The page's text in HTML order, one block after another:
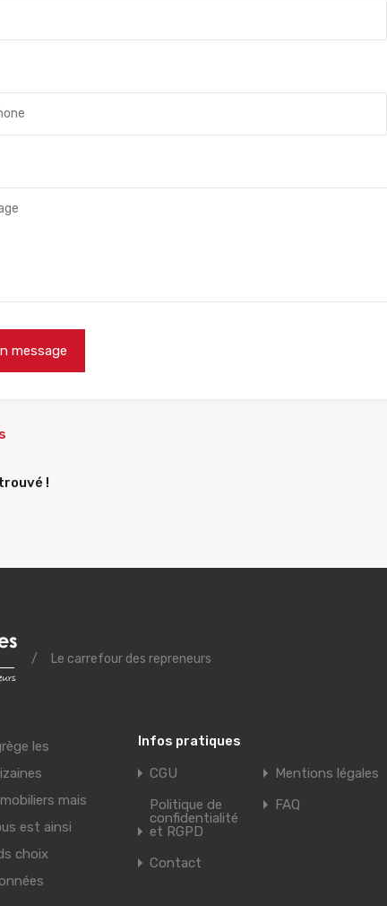
!
/ Le carrefour des repreneurs
les
mais
est ainsi
choix
Infos pratiques
CGU
Mentions légales
Politique de
confidentialité
et RGPD
FAQ
Contact